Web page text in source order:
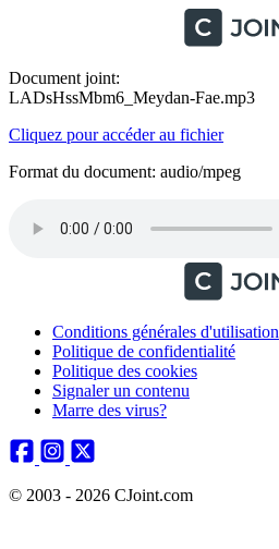
Document joint:
LADsHssMbm6_Meydan-Fae.mp3
Cliquez pour accéder au fichier
Format du document: audio/mpeg
Conditions générales d'utilisation
Politique de confidentialité
Politique des cookies
Signaler un contenu
Marre des virus?
© 2003 - 2026 CJoint.com